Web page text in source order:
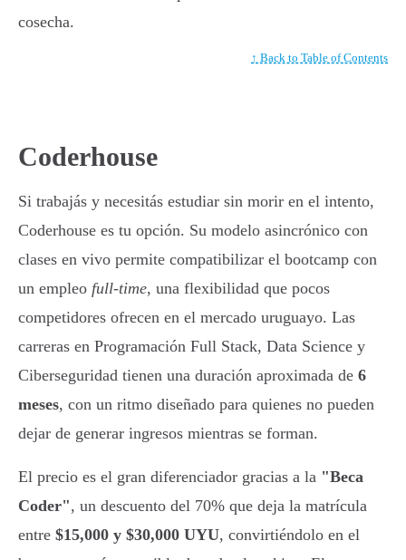
cosecha.
↑ Back to Table of Contents
Coderhouse
Si trabajás y necesitás estudiar sin morir en el intento,
Coderhouse es tu opción. Su modelo asincrónico con
clases en vivo permite compatibilizar el bootcamp con
un empleo full-time, una flexibilidad que pocos
competidores ofrecen en el mercado uruguayo. Las
carreras en Programación Full Stack, Data Science y
Ciberseguridad tienen una duración aproximada de 6
meses, con un ritmo diseñado para quienes no pueden
dejar de generar ingresos mientras se forman.
El precio es el gran diferenciador gracias a la "Beca
Coder", un descuento del 70% que deja la matrícula
entre $15,000 y $30,000 UYU, convirtiéndolo en el